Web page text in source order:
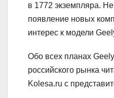
в 1772 экземпляра.
появление новых
интерес к модели
Обо всех планах
российского рынка
Kolesa.ru с